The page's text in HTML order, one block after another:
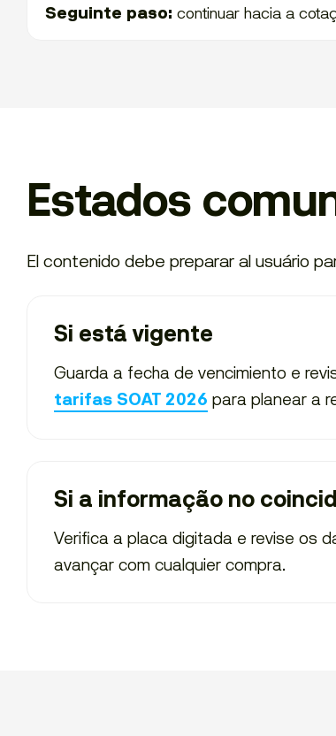
Seguinte paso: continuar hacia a
Estados
El contenido debe preparar al usuário
Si está vigente
Guarda a fecha de vencimiento e
tarifas SOAT 2026 para planear a
Si a informação no
Verifica a placa digitada e revise os
avançar com cualquier compra.